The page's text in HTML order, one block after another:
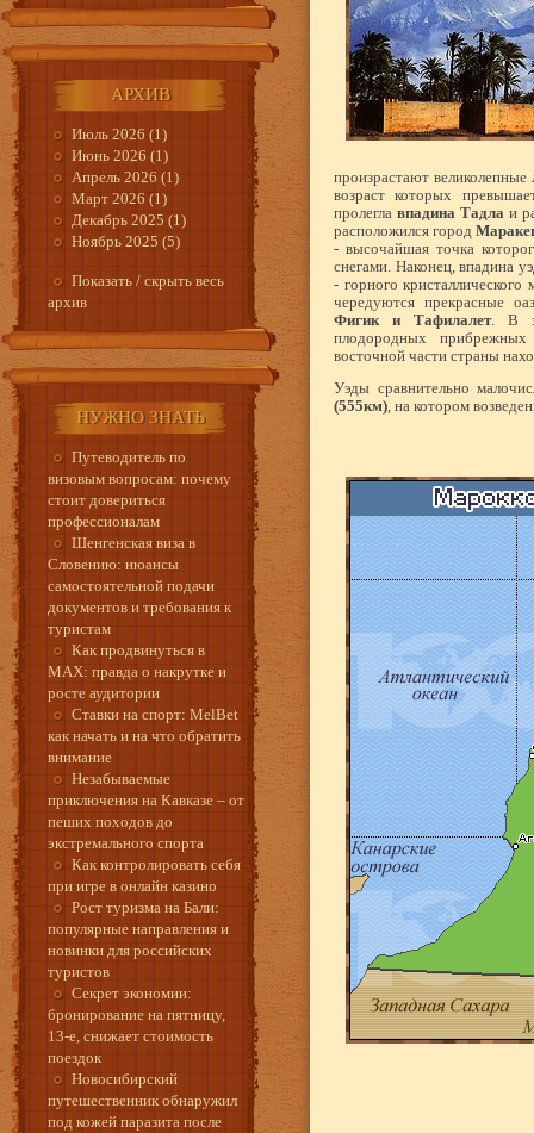
АРХИВ
Июль 2026 (1)
Июнь 2026 (1)
Апрель 2026 (1)
Март 2026 (1)
Декабрь 2025 (1)
Ноябрь 2025 (5)
Показать / скрыть весь
архив
НУЖНО ЗНАТЬ
Путеводитель по
визовым вопросам: почему
стоит довериться
профессионалам
Шенгенская виза в
Словению: нюансы
самостоятельной подачи
документов и требования к
туристам
Как продвинуться в
MAX: правда о накрутке и
росте аудитории
Ставки на спорт: MelBet
как начать и на что обратить
внимание
Незабываемые
приключения на Кавказе – от
пеших походов до
экстремального спорта
Как контролировать себя
при игре в онлайн казино
Рост туризма на Бали:
популярные направления и
новинки для российских
туристов
Секрет экономии:
бронирование на пятницу,
13-е, снижает стоимость
поездок
Новосибирский
путешественник обнаружил
под кожей паразита после
произрастают великолепные
возраст которых
пролегла впадина Тадла и
расположился город
- высочайшая точка
снегами. Наконец, впадина
- горного
чередуются прекрасные
Фигик и Тафилалет. В
плодородных
восточной части страны
Уэды сравнительно
(555км), на котором